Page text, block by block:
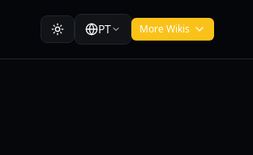
PT More Wikis